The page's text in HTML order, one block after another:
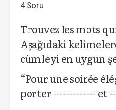
4.Soru
Trouvez les mots
Aşağıdaki
cümleyi en uygun
“Pour une soirée
porter ------------- et